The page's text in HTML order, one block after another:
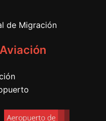
de Migración